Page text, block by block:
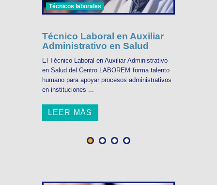
Técnicos laborales
Técnico Laboral en Auxiliar
Administrativo en Salud
El Técnico Laboral en Auxiliar Administrativo
en Salud del Centro LABOREM forma talento
humano para apoyar procesos administrativos
en instituciones ...
LEER MÁS